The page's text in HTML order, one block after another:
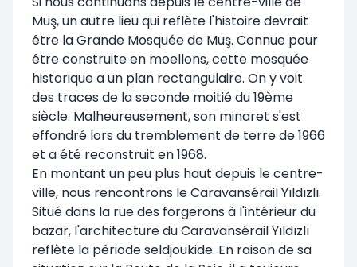
Muş, un autre lieu qui reflète l'histoire devrait
être la Grande Mosquée de Muş. Connue pour
être construite en moellons, cette mosquée
historique a un plan rectangulaire. On y voit
des traces de la seconde moitié du 19ème
siècle. Malheureusement, son minaret s'est
effondré lors du tremblement de terre de 1966
et a été reconstruit en 1968.
En montant un peu plus haut depuis le centre-
ville, nous rencontrons le Caravansérail Yıldızlı.
Situé dans la rue des forgerons à l'intérieur du
bazar, l'architecture du Caravansérail Yıldızlı
reflète la période seldjoukide. En raison de sa